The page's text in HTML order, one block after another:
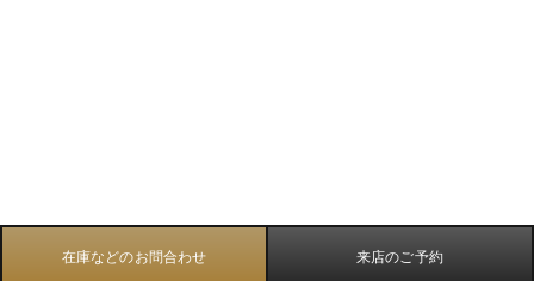
在庫などのお問合わせ 来店のご予約